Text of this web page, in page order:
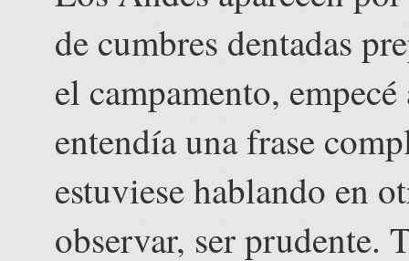
de cumbres dentadas
el campamento,
entendía una frase
estuviese hablando en
observar, ser prudente.